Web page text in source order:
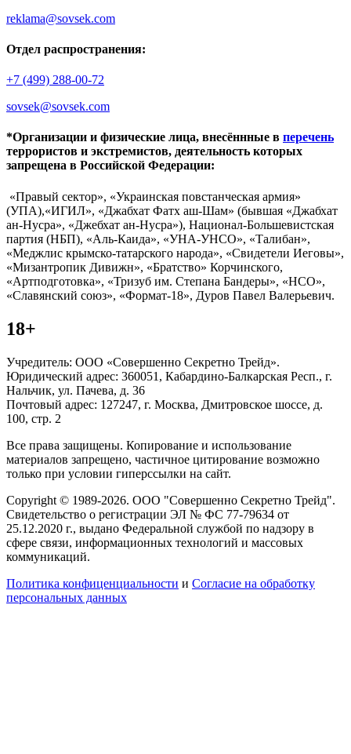
reklama@sovsek.com
Отдел распространения:
+7 (499) 288-00-72
sovsek@sovsek.com
*Организации и физические лица, внесённные в перечень
террористов и экстремистов, деятельность которых
запрещена в Российской Федерации:
«Правый сектор», «Украинская повстанческая армия»
(УПА),«ИГИЛ», «Джабхат Фатх аш-Шам» (бывшая «Джабхат
ан-Нусра», «Джебхат ан-Нусра»), Национал-Большевистская
партия (НБП), «Аль-Каида», «УНА-УНСО», «Талибан»,
«Меджлис крымско-татарского народа», «Свидетели Иеговы»,
«Мизантропик Дивижн», «Братство» Корчинского,
«Артподготовка», «Тризуб им. Степана Бандеры», «НСО»,
«Славянский союз», «Формат-18», Дуров Павел Валерьевич.
18+
Учредитель: ООО «Совершенно Секретно Трейд».
Юридический адрес: 360051, Кабардино-Балкарская Респ., г.
Нальчик, ул. Пачева, д. 36
Почтовый адрес: 127247, г. Москва, Дмитровское шоссе, д.
100, стр. 2
Все права защищены. Копирование и использование
материалов запрещено, частичное цитирование возможно
только при условии гиперссылки на сайт.
Copyright © 1989-2026. ООО "Совершенно Секретно Трейд".
Свидетельство о регистрации ЭЛ № ФС 77-79634 от
25.12.2020 г., выдано Федеральной службой по надзору в
сфере связи, информационных технологий и массовых
коммуникаций.
Политика конфиценциальности и Согласие на обработку
персональных данных